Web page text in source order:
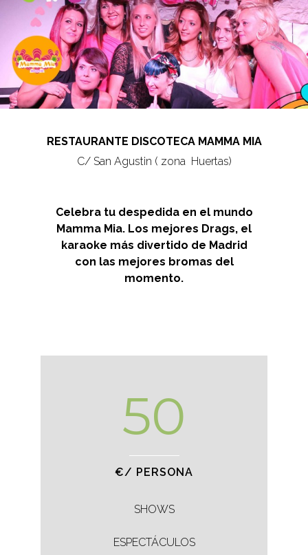
RESTAURANTE DISCOTECA MAMMA MIA
C/ San Agustin ( zona Huertas)
Celebra tu despedida en el mundo
Mamma Mia. Los mejores Drags, el
karaoke más divertido de Madrid
con las mejores bromas del
momento.
50
€/ PERSONA
SHOWS
ESPECTÁCULOS